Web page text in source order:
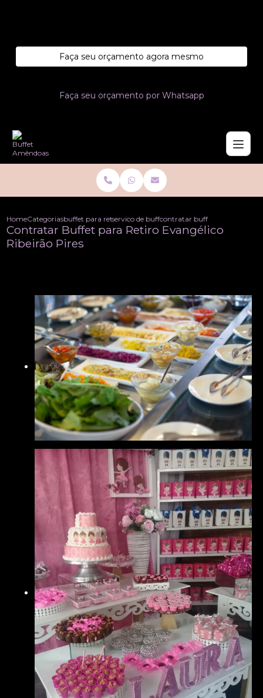
Faça seu orçamento agora mesmo
Faça seu orçamento por Whatsapp
HomeCategoriasbuffet para retirosservico de buffet para retiros
contratar buffet para retiro
Contratar Buffet para Retiro Evangélico
Ribeirão Pires